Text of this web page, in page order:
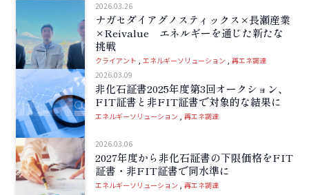
2026.03.26
ナガセダイアグノスティックス×長瀬産業
×Reivalue エネルギーを通じた新たな
挑戦
クライアント エネルギーソリューション
再エネ調達
2026.03.09
非化石証書2025年度第3回オークション、
FIT証書と非FIT証書で対象的な結果に
エネルギーソリューション 再エネ調達
2026.03.06
2027年度から非化石証書の下限価格をFIT
証書・非FIT証書で同水準に
エネルギーソリューション 再エネ調達